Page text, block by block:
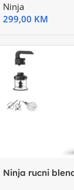
Ninja
299,00 KM
Ninja rucni